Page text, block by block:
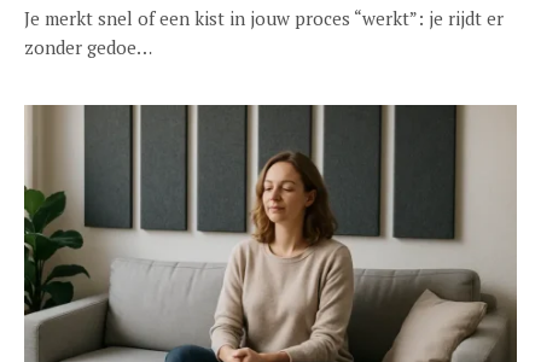
Je merkt snel of een kist in jouw proces “werkt”: je rijdt er
zonder gedoe…